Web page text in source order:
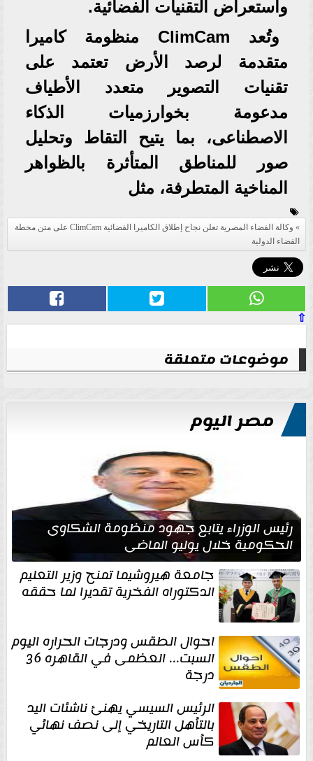
واستعراض التقنيات الفضائية.
وتُعد ClimCam منظومة كاميرا
متقدمة لرصد الأرض تعتمد على
تقنيات التصوير متعدد الأطياف
مدعومة بخوارزميات الذكاء
الاصطناعى، بما يتيح التقاط وتحليل
صور للمناطق المتأثرة بالظواهر
المناخية المتطرفة، مثل
وكالة الفضاء المصرية تعلن نجاح إطلاق الكاميرا الفضائية ClimCam على متن محطة
الفضاء الدولية
⇧
موضوعات متعلقة
مصر اليوم
رئيس الوزراء يتابع جهود منظومة الشكاوى
الحكومية خلال يوليو الماضي
جامعة هيروشيما تمنح وزير التعليم
الدكتوراه الفخرية تقديرا لما حققه
احوال الطقس ودرجات الحراره اليوم
السبت... العظمى في القاهره 36
درجة
الرئيس السيسي يهنئ ناشئات اليد
بالتأهل التاريخي إلى نصف نهائي
كأس العالم